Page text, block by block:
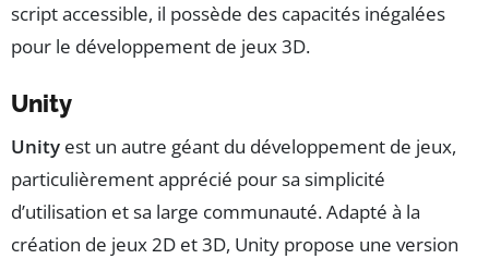
script accessible, il possède des capacités inégalées
pour le développement de jeux 3D.
Unity
Unity est un autre géant du développement de jeux,
particulièrement apprécié pour sa simplicité
d’utilisation et sa large communauté. Adapté à la
création de jeux 2D et 3D, Unity propose une version